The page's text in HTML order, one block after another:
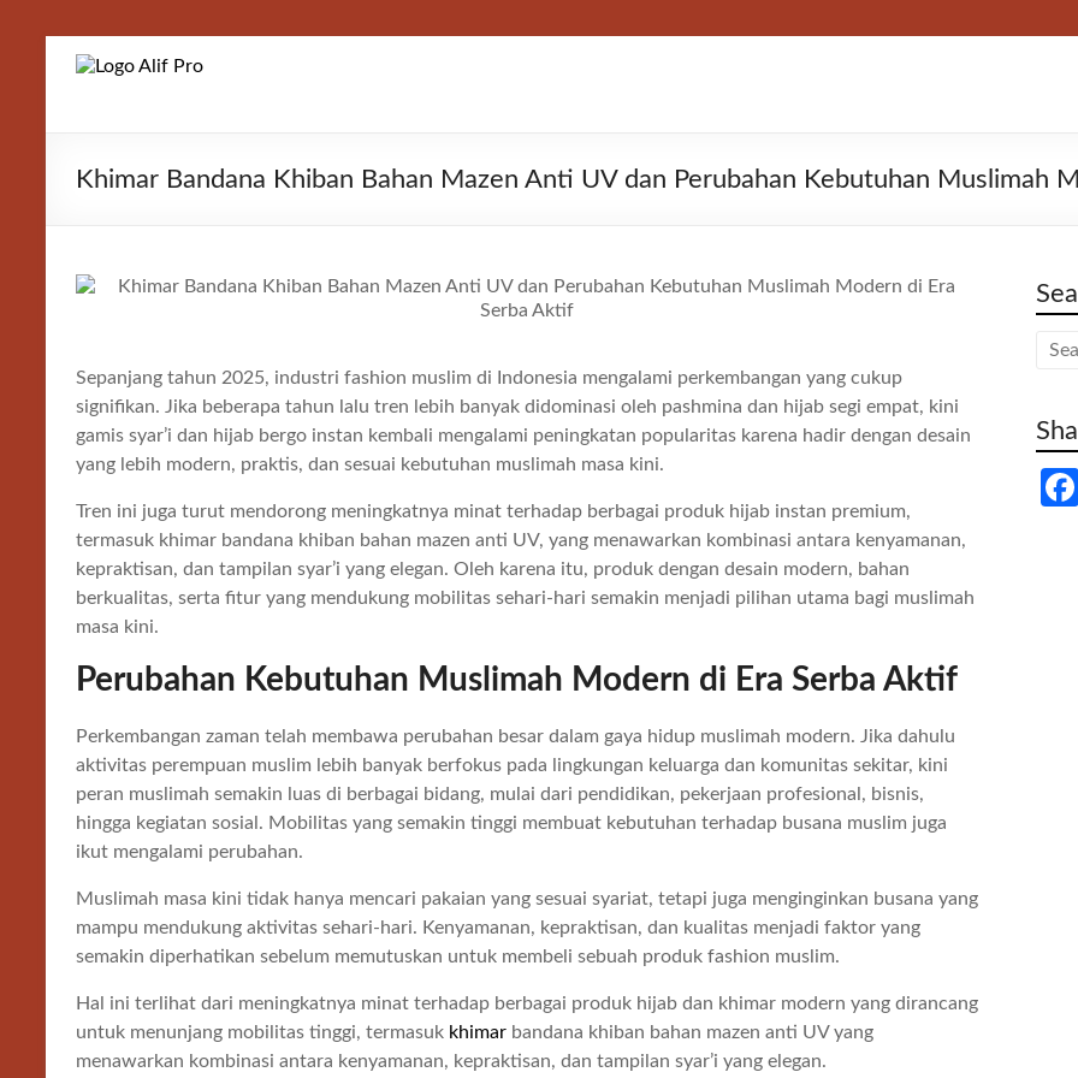
Alif
Khimar Bandana Khiban Bahan Mazen Anti UV dan Perubahan Kebutuhan Muslimah
Sepanjang tahun 2025, industri fashion muslim di Indonesia mengalami perkembangan yang cukup
signifikan. Jika beberapa tahun lalu tren lebih banyak didominasi oleh pashmina dan hijab segi empat, kini
gamis syar’i dan hijab bergo instan kembali mengalami peningkatan popularitas karena hadir dengan desain
yang lebih modern, praktis, dan sesuai kebutuhan muslimah masa kini.
Tren ini juga turut mendorong meningkatnya minat terhadap berbagai produk hijab instan premium,
termasuk khimar bandana khiban bahan mazen anti UV, yang menawarkan kombinasi antara kenyamanan,
kepraktisan, dan tampilan syar’i yang elegan. Oleh karena itu, produk dengan desain modern, bahan
berkualitas, serta fitur yang mendukung mobilitas sehari-hari semakin menjadi pilihan utama bagi muslimah
masa kini.
Perubahan Kebutuhan Muslimah Modern di Era Serba Aktif
Perkembangan zaman telah membawa perubahan besar dalam gaya hidup muslimah modern. Jika dahulu
aktivitas perempuan muslim lebih banyak berfokus pada lingkungan keluarga dan komunitas sekitar, kini
peran muslimah semakin luas di berbagai bidang, mulai dari pendidikan, pekerjaan profesional, bisnis,
hingga kegiatan sosial. Mobilitas yang semakin tinggi membuat kebutuhan terhadap busana muslim juga
ikut mengalami perubahan.
Muslimah masa kini tidak hanya mencari pakaian yang sesuai syariat, tetapi juga menginginkan busana yang
mampu mendukung aktivitas sehari-hari. Kenyamanan, kepraktisan, dan kualitas menjadi faktor yang
semakin diperhatikan sebelum memutuskan untuk membeli sebuah produk fashion muslim.
Hal ini terlihat dari meningkatnya minat terhadap berbagai produk hijab dan khimar modern yang dirancang
untuk menunjang mobilitas tinggi, termasuk khimar bandana khiban bahan mazen anti UV yang
menawarkan kombinasi antara kenyamanan, kepraktisan, dan tampilan syar’i yang elegan.